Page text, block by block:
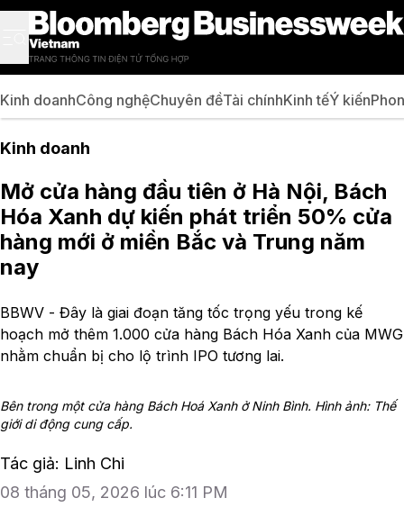
Kinh doanhCông nghệChuyên đềTài chínhKinh tếÝ kiến
Kinh doanh
Mở cửa hàng đầu tiên ở Hà Nội, Bách
Hóa Xanh dự kiến phát triển 50% cửa
hàng mới ở miền Bắc và Trung năm
nay
BBWV - Đây là giai đoạn tăng tốc trọng yếu trong kế
hoạch mở thêm 1.000 cửa hàng Bách Hóa Xanh của MWG
nhằm chuẩn bị cho lộ trình IPO tương lai.
Bên trong một cửa hàng Bách Hoá Xanh ở Ninh Bình. Hình ảnh: Thế
giới di động cung cấp.
Tác giả: Linh Chi
08 tháng 05, 2026 lúc 6:11 PM